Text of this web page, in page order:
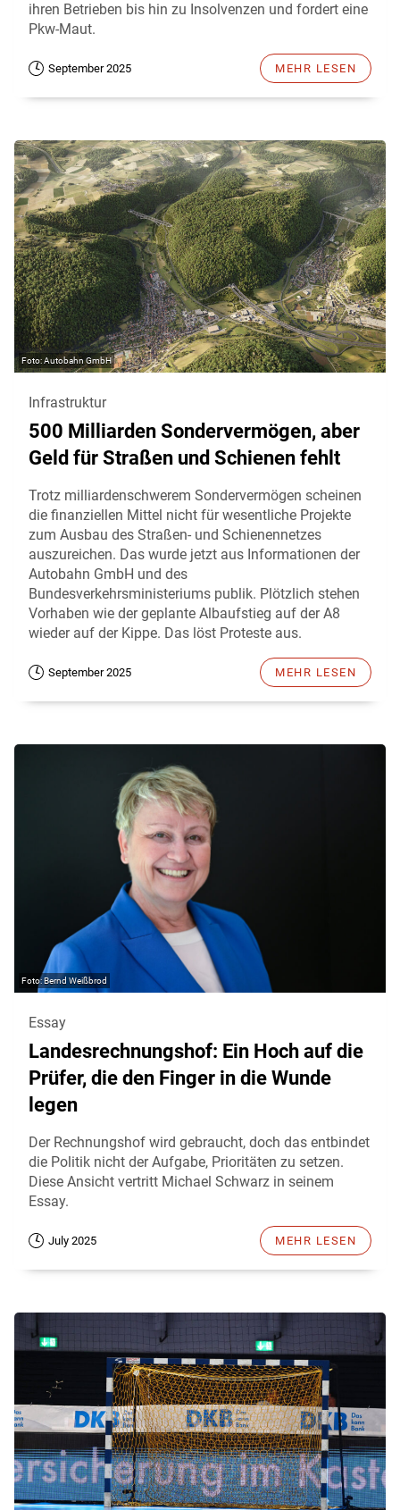
ihren Betrieben bis hin zu Insolvenzen und fordert eine
Pkw-Maut.
September 2025 MEHR LESEN
Autobahn GmbH
Infrastruktur
500 Milliarden Sondervermögen, aber
Geld für Straßen und Schienen fehlt
Trotz milliardenschwerem Sondervermögen scheinen
die finanziellen Mittel nicht für wesentliche Projekte
zum Ausbau des Straßen- und Schienennetzes
auszureichen. Das wurde jetzt aus Informationen der
Autobahn GmbH und des
Bundesverkehrsministeriums publik. Plötzlich stehen
Vorhaben wie der geplante Albaufstieg auf der A8
wieder auf der Kippe. Das löst Proteste aus.
September 2025 MEHR LESEN
Bernd Weißbrod
Essay
Landesrechnungshof: Ein Hoch auf die
Prüfer, die den Finger in die Wunde
legen
Der Rechnungshof wird gebraucht, doch das entbindet
die Politik nicht der Aufgabe, Prioritäten zu setzen.
Diese Ansicht vertritt Michael Schwarz in seinem
Essay.
July 2025 MEHR LESEN